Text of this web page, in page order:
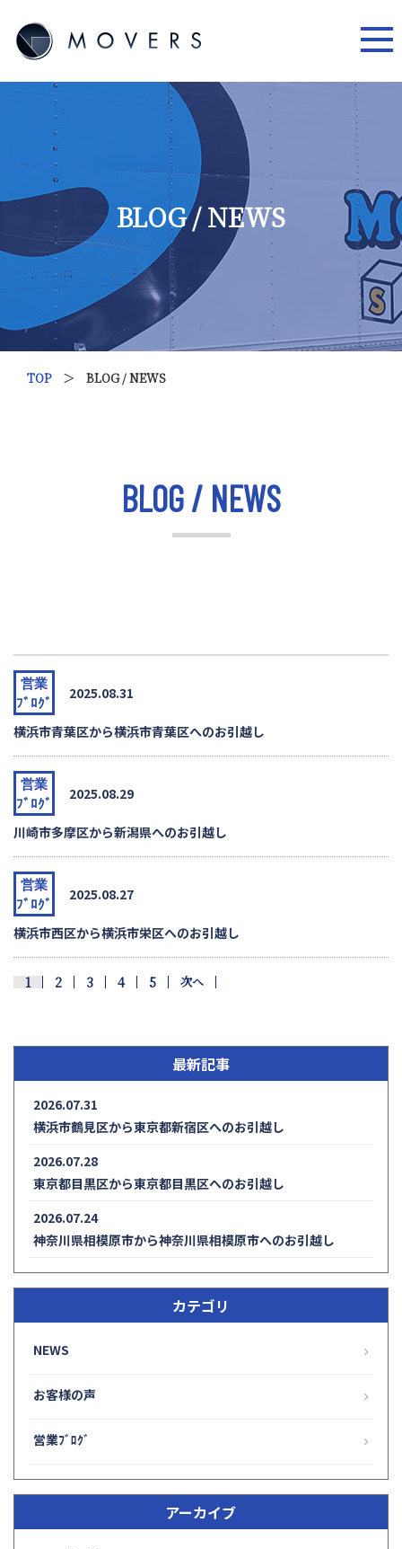
BLOG / NEWS
TOP＞ BLOG / NEWS
BLOG / NEWS
営業
ﾌﾞﾛｸﾞ
2025.08.31
横浜市青葉区から横浜市青葉区へのお引越し
営業
ﾌﾞﾛｸﾞ
2025.08.29
川崎市多摩区から新潟県へのお引越し
営業
ﾌﾞﾛｸﾞ
2025.08.27
横浜市西区から横浜市栄区へのお引越し
1 2 3 4 5 次へ
最新記事
2026.07.31
横浜市鶴見区から東京都新宿区へのお引越し
2026.07.28
東京都目黒区から東京都目黒区へのお引越し
2026.07.24
神奈川県相模原市から神奈川県相模原市へのお引越し
カテゴリ
NEWS
お客様の声
営業ﾌﾞﾛｸﾞ
アーカイブ